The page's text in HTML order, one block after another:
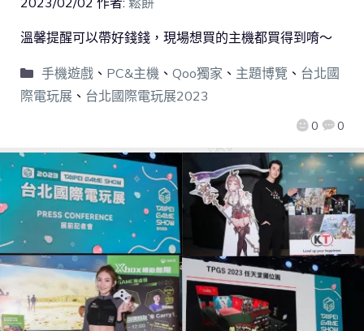
0 0
溫馨提醒可以帶好錢錢，現場想買的主機都買得到唷～
手機遊戲、 PC&主機、 Qoo獨家 、 主題博覽 、 台北國
際電玩展 、 台北國際電玩展2023